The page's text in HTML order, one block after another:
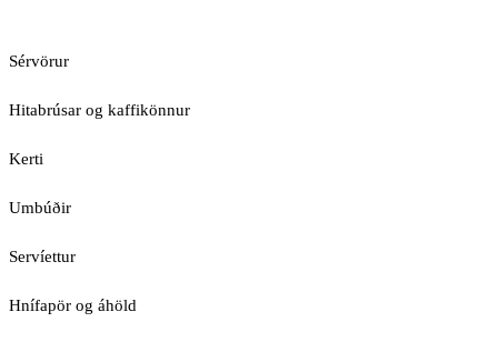
Sérvörur
Hitabrúsar og kaffikönnur
Kerti
Umbúðir
Servíettur
Hnífapör og áhöld